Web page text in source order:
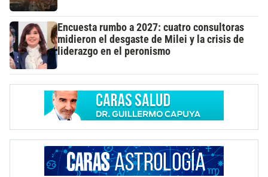
Encuesta rumbo a 2027: cuatro consultoras
midieron el desgaste de Milei y la crisis de
liderazgo en el peronismo